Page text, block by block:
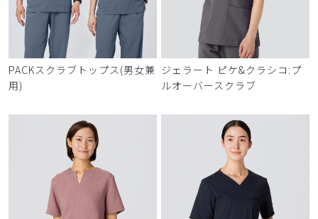
PACKスクラブトップス(男女兼
用)
ジェラート ピケ&クラシコ:プ
ルオーバースクラブ